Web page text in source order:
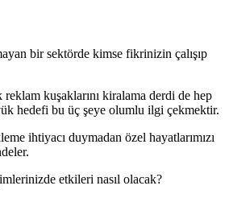
bir sektörde kimse fikrinizin çalışıp
reklam kuşaklarını kiralama derdi de hep
hedefi bu üç şeye olumlu ilgi çekmektir.
ihtiyacı duymadan özel hayatlarımızı
etkileri nasıl olacak?